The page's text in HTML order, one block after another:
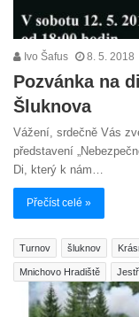
Ivo Šafus 8. 5. 2018
Pozvánka na
Šluknova
Vážení, srdečně Vás
představení
Di, který k nám…
Přečíst celé »
Turnov šluknov
Mnichovo Hradiště